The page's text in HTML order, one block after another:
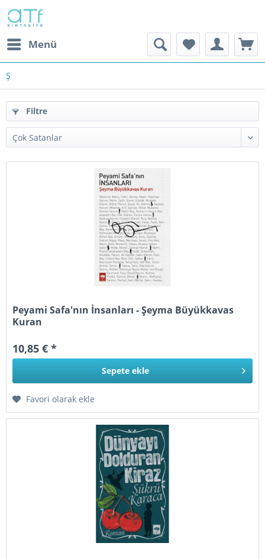
Menü
Ş
Filtre
Peyami Safa'nın İnsanları - Şeyma Büyükkavas
Kuran
10,85 € *
Sepete ekle
Favori olarak ekle